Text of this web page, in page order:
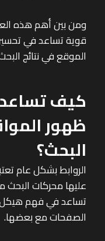
ومن بين أهم هذه
قوية تساعد في
الموقع في نتائج
كيف
ظهور
البحث؟
الروابط بشكل عام
عليها محركات
تساعد في فهم هيكل
الصفحات مع بعضها.